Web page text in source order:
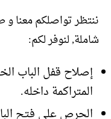
ننتظر تواصلكم معنا
شاملة, لنوفر لكم:
إصلاح قفل الباب
المتراكمة داخله.
الحرص على فتح